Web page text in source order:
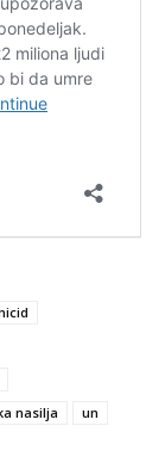
nasilja
un